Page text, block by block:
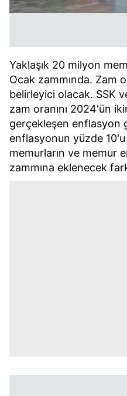
Yaklaşık 20 milyon
Ocak zammında. Zam
belirleyici olacak. SSK
zam oranını 2024'ün
gerçekleşen enflasyon
enflasyonun yüzde 10'u
memurların ve memur
zammına eklenecek